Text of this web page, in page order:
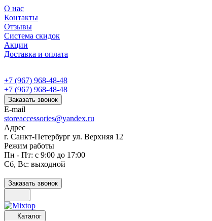
О нас
Контакты
Отзывы
Система скидок
Акции
Доставка и оплата
+7 (967) 968-48-48
+7 (967) 968-48-48
Заказать звонок
E-mail
storeaccessories@yandex.ru
Адрес
г. Санкт-Петербург ул. Верхняя 12
Режим работы
Пн - Пт: с 9:00 до 17:00
Сб, Вс: выходной
Заказать звонок
Каталог